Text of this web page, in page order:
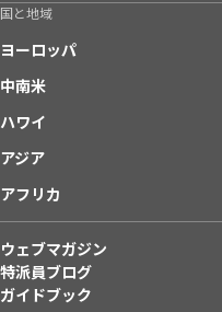
国と地域
ヨーロッパ
中南米
ハワイ
アジア
アフリカ
ウェブマガジン
特派員ブログ
ガイドブック